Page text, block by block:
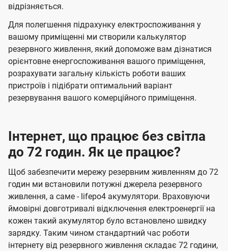
відрізняється.
Для полегшення підрахунку електроспоживання у
вашому приміщенні ми створили калькулятор
резервного живлення, який допоможе вам дізнатися
орієнтовне енергоспоживання вашого приміщення,
розрахувати загальну кількість роботи ваших
пристроїв і підібрати оптимальний варіант
резервування вашого комерційного приміщення.
Інтернет, що працює без світла
до 72 годин. Як це працює?
Щоб забезпечити мережу резервним живленням до 72
годин ми встановили потужні джерела резервного
живлення, а саме - lifepo4 акумулятори. Враховуючи
ймовірні довготривалі відключення електроенергії на
кожен такий акумулятор було встановлено швидку
зарядку. Таким чином стандартний час роботи
інтернету від резервного живлення складає 72 години,